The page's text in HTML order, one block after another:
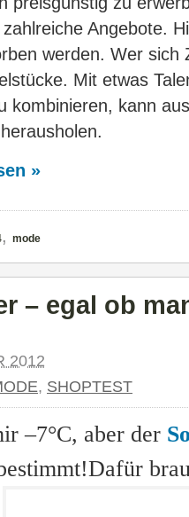
Angebote.
werden. Wer sich
Mit etwas
kombinieren, kann
»
, mode
– egal ob
2012
, SHOPTEST
–7°C, aber der
Dafür